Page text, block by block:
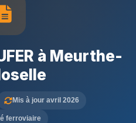
à Meurthe-
Mis à jour avril 2026
ferroviaire